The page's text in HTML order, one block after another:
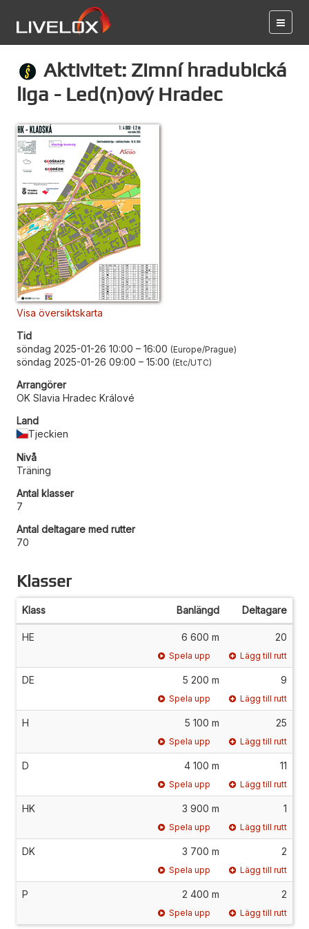
Aktivitet: Zimní hradubická
liga - Led(n)ový Hradec
Visa översiktskarta
Tid
söndag 2025-01-26 10:00 – 16:00 Europe/Prague
söndag 2025-01-26 09:00 – 15:00 Etc/UTC
Arrangörer
OK Slavia Hradec Králové
Land
Tjeckien
Nivå
Träning
Antal klasser
7
Antal deltagare med rutter
70
Klasser
Klass Banlängd Deltagare
HE 6 600 m 20
Spela upp Lägg till rutt
DE 5 200 m 9
Spela upp Lägg till rutt
H 5 100 m 25
Spela upp Lägg till rutt
D 4 100 m 11
Spela upp Lägg till rutt
HK 3 900 m 1
Spela upp Lägg till rutt
DK 3 700 m 2
Spela upp Lägg till rutt
P 2 400 m 2
Spela upp Lägg till rutt